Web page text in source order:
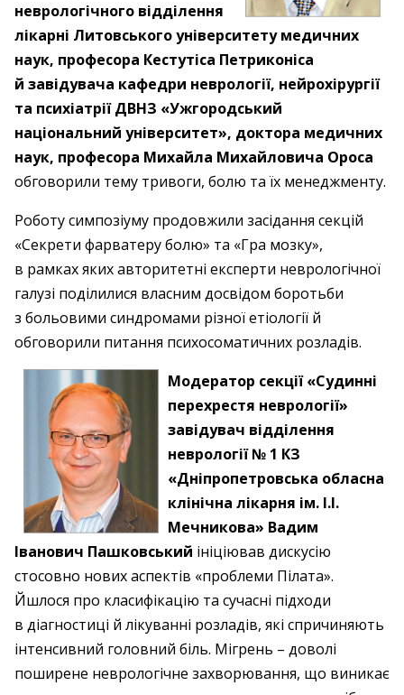
неврологічного відділення
лікарні Литовського університету медичних
наук, професора Кестутіса Петриконіса
й завідувача кафедри неврології, нейрохірургії
та психіатрії ДВНЗ «Ужгородський
національний університет», доктора медичних
наук, професора Михайла Михайловича Ороса
обговорили тему тривоги, болю та їх менеджменту.
Роботу симпозіуму продовжили засідання секцій
«Секрети фарватеру болю» та «Гра мозку»,
в рамках яких авторитетні експерти неврологічної
галузі поділилися власним досвідом боротьби
з больовими синдромами різної етіології й
обговорили питання психосоматичних розладів.
Модератор секції «Судинні
перехрестя неврології»
завідувач відділення
неврології № 1 КЗ
«Дніпропетровська обласна
клінічна лікарня ім. І.І.
Мечникова» Вадим
Іванович Пашковський ініціював дискусію
стосовно нових аспектів «проблеми Пілата».
Йшлося про класифікацію та сучасні підходи
в діагностиці й лікуванні розладів, які спричиняють
інтенсивний головний біль. Мігрень – доволі
поширене неврологічне захворювання, що виникає